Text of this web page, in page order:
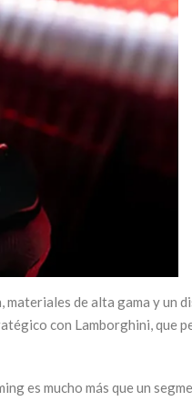
de alta gama y un
con Lamborghini, que
es mucho más que un